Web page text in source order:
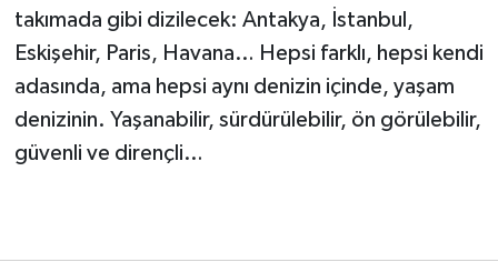
takımada gibi dizilecek: Antakya, İstanbul,
Eskişehir, Paris, Havana… Hepsi farklı, hepsi kendi
adasında, ama hepsi aynı denizin içinde, yaşam
denizinin. Yaşanabilir, sürdürülebilir, ön görülebilir,
güvenli ve dirençli…